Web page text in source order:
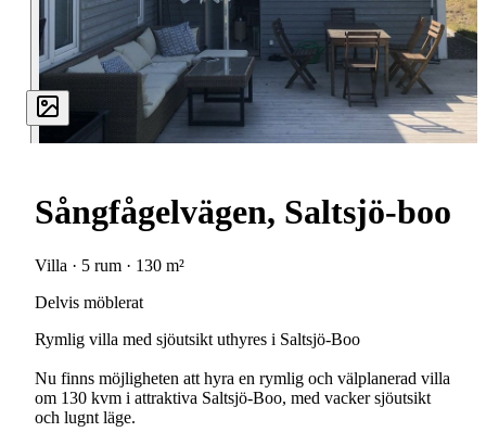
Sångfågelvägen, Saltsjö-boo
Villa · 5 rum · 130 m²
Delvis möblerat
Rymlig villa med sjöutsikt uthyres i Saltsjö-Boo
Nu finns möjligheten att hyra en rymlig och välplanerad villa
om 130 kvm i attraktiva Saltsjö-Boo, med vacker sjöutsikt
och lugnt läge.